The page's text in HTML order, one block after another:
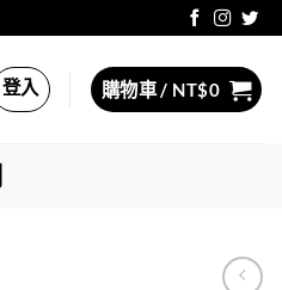
登入 購物車 / NT$0